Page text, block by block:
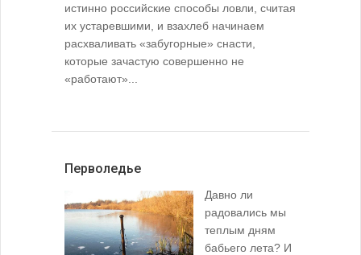
истинно российские способы ловли, считая
их устаревшими, и взахлеб начинаем
расхваливать «забугорные» снасти,
которые зачастую совершенно не
«работают»...
Перволедье
Давно ли
радовались мы
теплым дням
бабьего лета? И